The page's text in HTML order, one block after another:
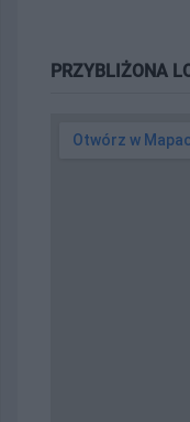
PRZYBLIŻONA